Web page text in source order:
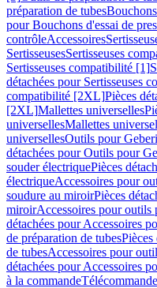
préparation de tubes
pour Bouchons d'essai de
contrôleAccessoires
SertisseusesSertisseuses
Sertisseuses compatibilité [1]
détachées pour Sertisseuses
compatibilité [2XL]Pièces
[2XL]Mallettes universelles
universellesMallettes
universellesOutils pour
détachées pour Outils pour
souder électriquePièces
électriqueAccessoires pour
soudure au miroirPièces
miroirAccessoires pour outils
détachées pour Accessoires
de préparation de tubesPièces
de tubesAccessoires pour
détachées pour Accessoires
à la commande